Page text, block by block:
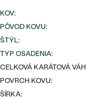
KOV:
PÔVOD KOVU:
ŠTÝL:
TYP OSADENIA:
CELKOVÁ KARÁTOVÁ
POVRCH KOVU:
ŠÍRKA: